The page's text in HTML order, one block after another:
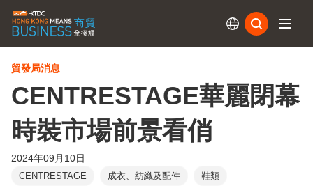
貿發局消息
CENTRESTAGE華麗閉幕
時裝市場前景看俏
2024年09月10日
CENTRESTAGE 成衣、紡織及配件 鞋類